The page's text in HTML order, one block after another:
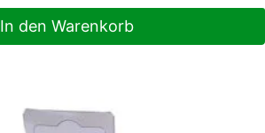
In den Warenkorb